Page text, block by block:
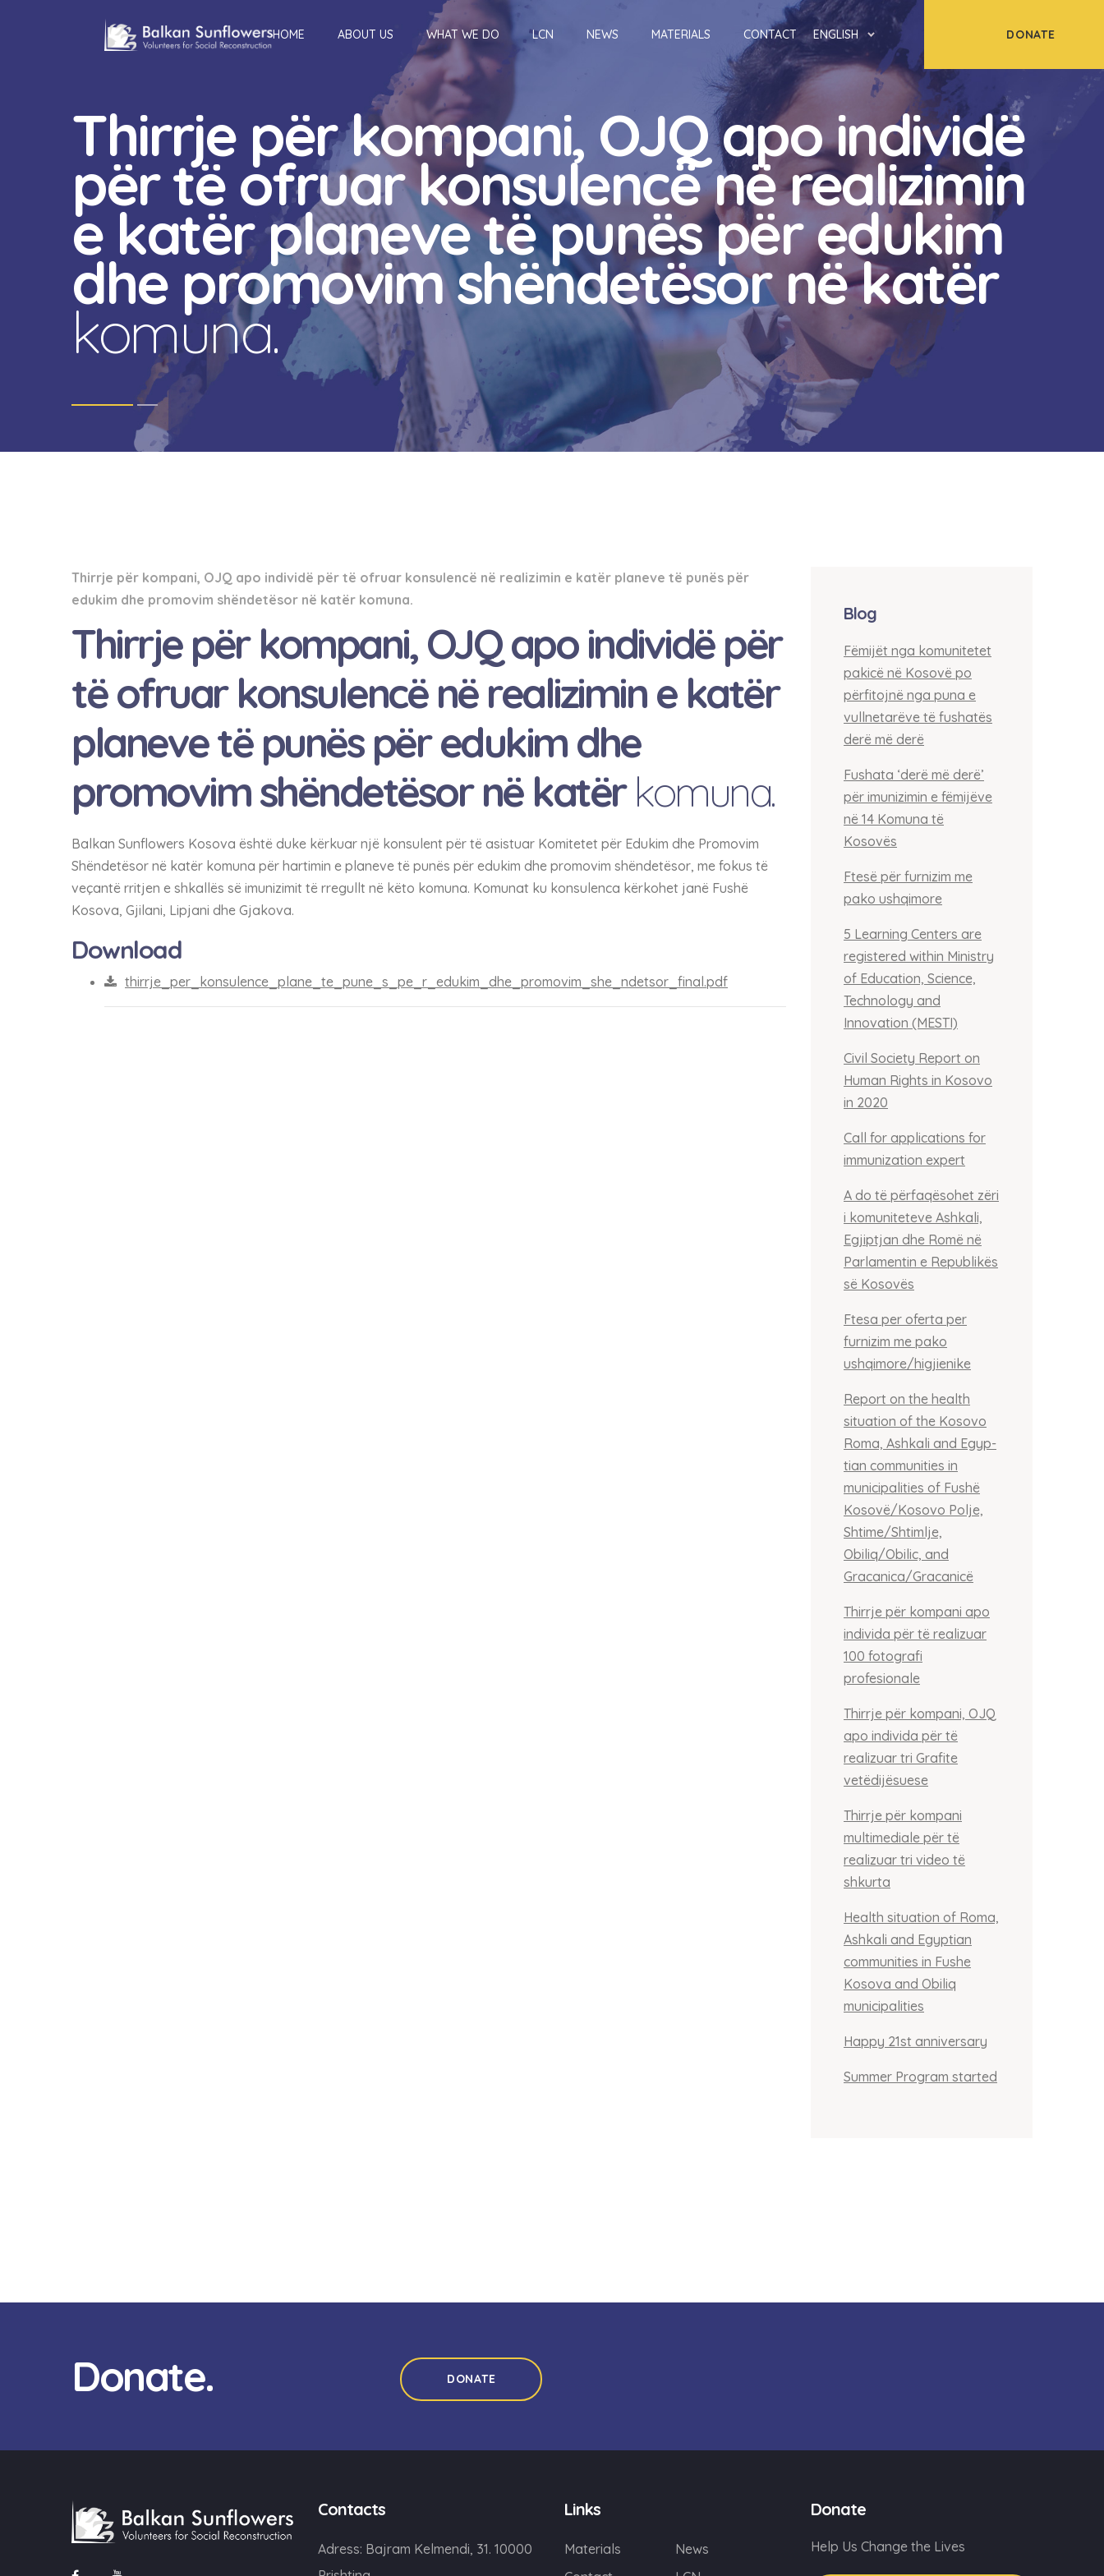
HOME ABOUT US WHAT WE DO LCN NEWS MATERIALS CONTACT ENGLISH DONATE
Thirrje për kompani, OJQ apo individë
për të ofruar konsulencë në realizimin
e katër planeve të punës për edukim
dhe promovim shëndetësor në katër
komuna.
Thirrje për kompani, OJQ apo individë për të ofruar konsulencë në realizimin e katër planeve të punës për
edukim dhe promovim shëndetësor në katër komuna.
Thirrje për kompani, OJQ apo individë për
të ofruar konsulencë në realizimin e katër
planeve të punës për edukim dhe
promovim shëndetësor në katër komuna.
Balkan Sunflowers Kosova është duke kërkuar një konsulent për të asistuar Komitetet për Edukim dhe Promovim
Shëndetësor në katër komuna për hartimin e planeve të punës për edukim dhe promovim shëndetësor, me fokus të
veçantë rritjen e shkallës së imunizimit të rregullt në këto komuna. Komunat ku konsulenca kërkohet janë Fushë
Kosova, Gjilani, Lipjani dhe Gjakova.
Download
thirrje_per_konsulence_plane_te_pune_s_pe_r_edukim_dhe_promovim_she_ndetsor_final.pdf
Blog
Fëmijët nga komunitetet
pakicë në Kosovë po
përfitojnë nga puna e
vullnetarëve të fushatës
derë më derë
Fushata ‘derë më derë’
për imunizimin e fëmijëve
në 14 Komuna të
Kosovës
Ftesë për furnizim me
pako ushqimore
5 Learning Centers are
registered within Ministry
of Education, Science,
Technology and
Innovation (MESTI)
Civil Society Report on
Human Rights in Kosovo
in 2020
Call for applications for
immunization expert
A do të përfaqësohet zëri
i komuniteteve Ashkali,
Egjiptjan dhe Romë në
Parlamentin e Republikës
së Kosovës
Ftesa per oferta per
furnizim me pako
ushqimore/higjienike
Report on the health
situation of the Kosovo
Roma, Ashkali and Egyp-
tian communities in
municipalities of Fushë
Kosovë/Kosovo Polje,
Shtime/Shtimlje,
Obiliq/Obilic, and
Gracanica/Gracanicë
Thirrje për kompani apo
individa për të realizuar
100 fotografi
profesionale
Thirrje për kompani, OJQ
apo individa për të
realizuar tri Grafite
vetëdijësuese
Thirrje për kompani
multimediale për të
realizuar tri video të
shkurta
Health situation of Roma,
Ashkali and Egyptian
communities in Fushe
Kosova and Obiliq
municipalities
Happy 21st anniversary
Summer Program started
Donate. DONATE
Contacts
Adress: Bajram Kelmendi, 31. 10000
Links
Materials
News
Donate
Help Us Change the Lives